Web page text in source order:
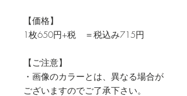
【価格】
1枚650円+税 ＝税込み715円
【ご注意】
・画像のカラーとは、異なる場合が
ございますのでご了承下さい。